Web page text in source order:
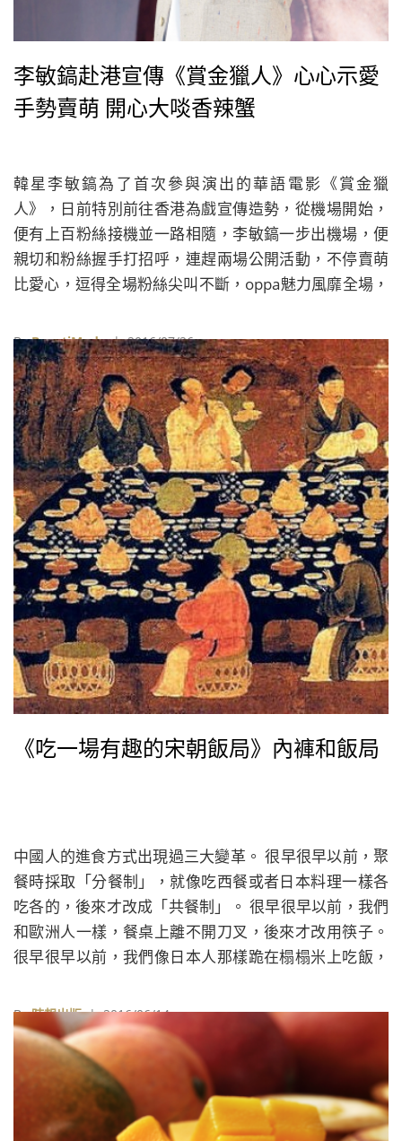
李敏鎬赴港宣傳《賞金獵人》心心示愛
手勢賣萌 開心大啖香辣蟹
韓星李敏鎬為了首次參與演出的華語電影《賞金獵
人》，日前特別前往香港為戲宣傳造勢，從機場開始，
便有上百粉絲接機並一路相隨，李敏鎬一步出機場，便
親切和粉絲握手打招呼，連趕兩場公開活動，不停賣萌
比愛心，逗得全場粉絲尖叫不斷，oppa魅力風靡全場，
ByBeautiMode| 2016/07/26
《吃一場有趣的宋朝飯局》內褲和飯局
中國人的進食方式出現過三大變革。 很早很早以前，聚
餐時採取「分餐制」，就像吃西餐或者日本料理一樣各
吃各的，後來才改成「共餐制」。 很早很早以前，我們
和歐洲人一樣，餐桌上離不開刀叉，後來才改用筷子。
很早很早以前，我們像日本人那樣跪在榻榻米上吃飯，
By時報出版| 2016/06/14